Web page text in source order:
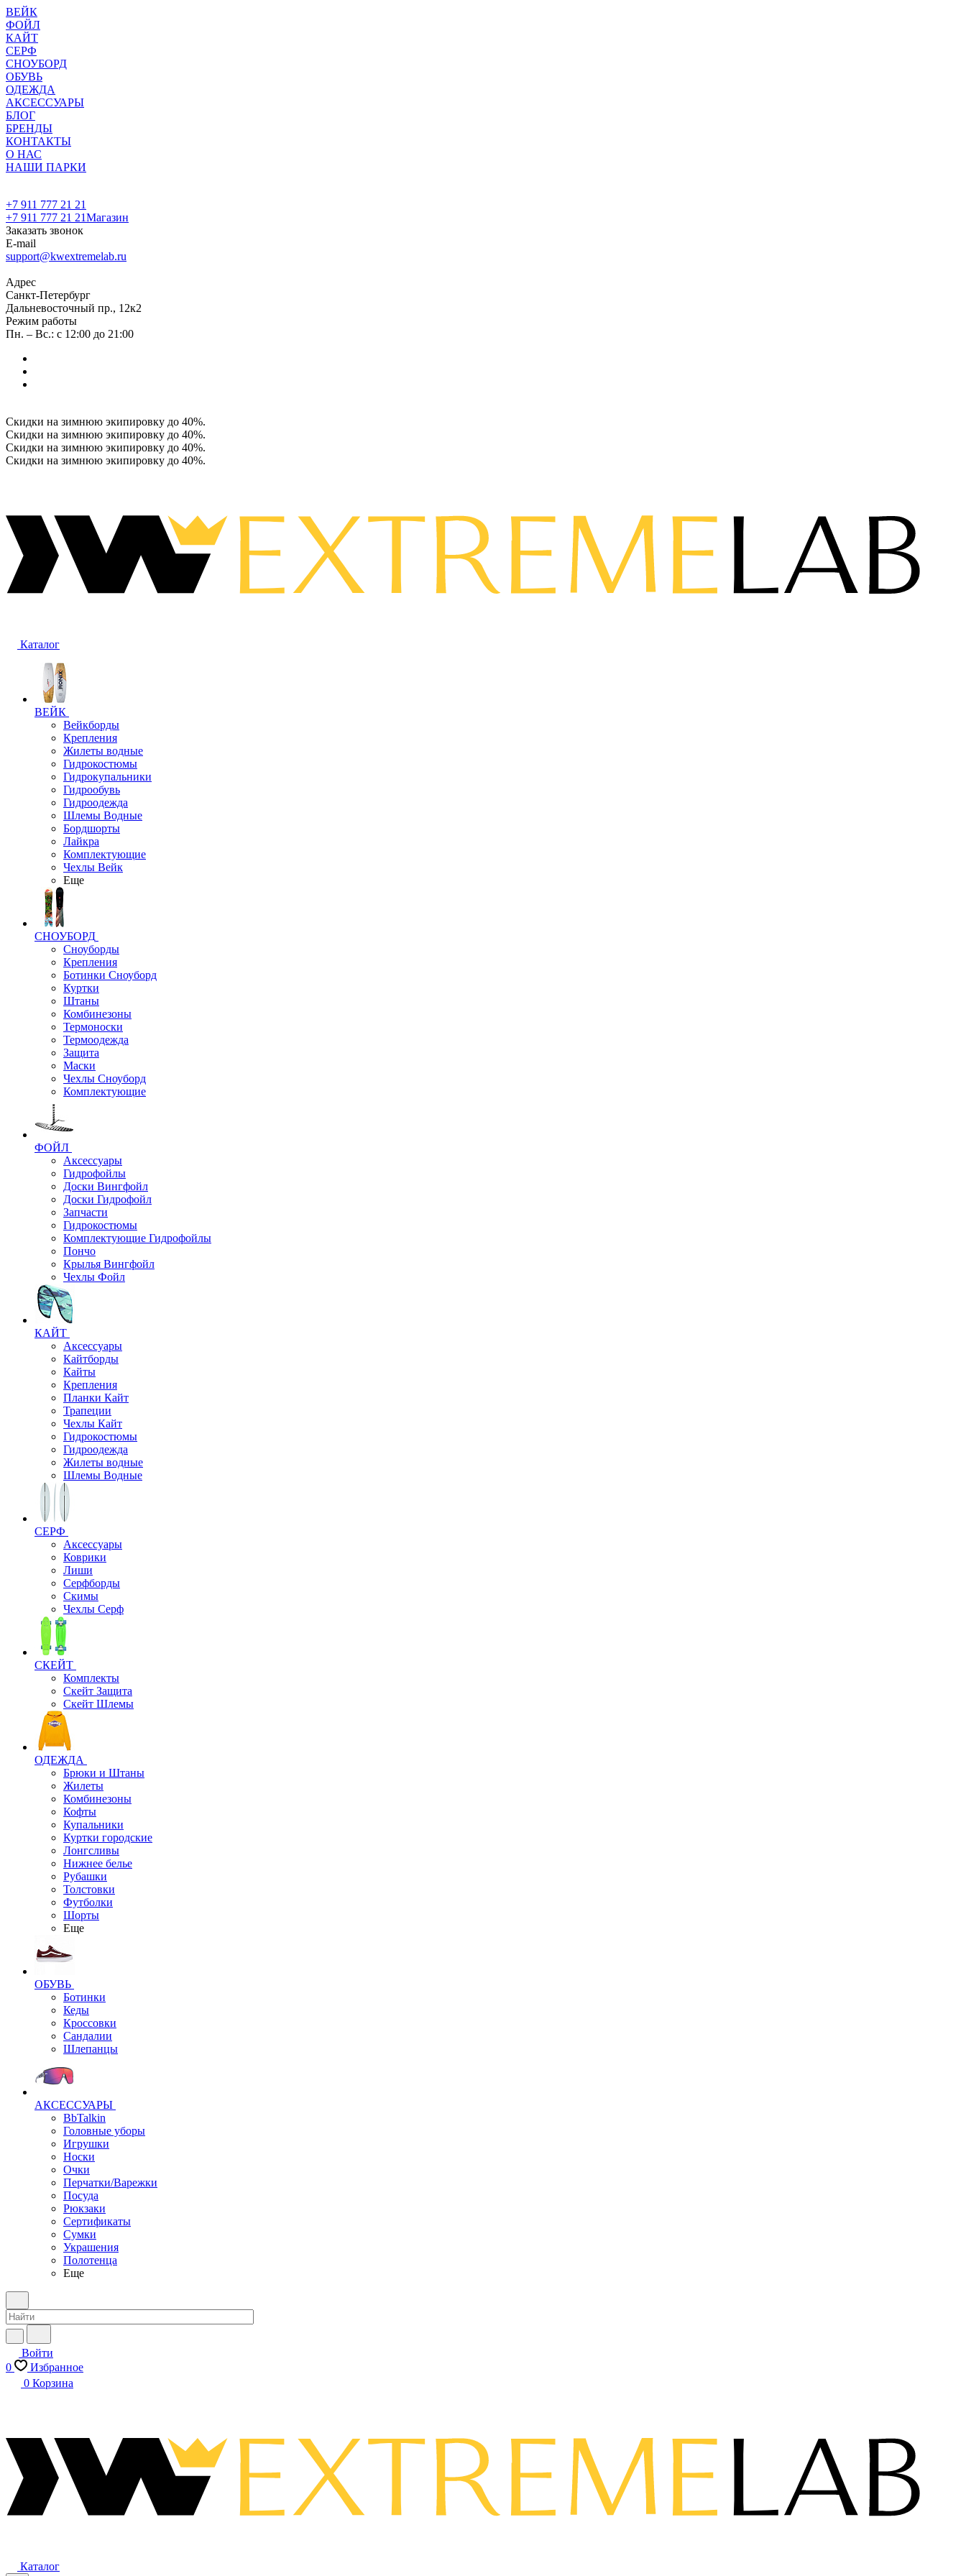
ВЕЙК
ФОЙЛ
КАЙТ
СЕРФ
СНОУБОРД
ОБУВЬ
ОДЕЖДА
АКСЕССУАРЫ
БЛОГ
БРЕНДЫ
КОНТАКТЫ
О НАС
НАШИ ПАРКИ
+7 911 777 21 21
+7 911 777 21 21Магазин
Заказать звонок
E-mail
support@kwextremelab.ru
Адрес
Санкт-Петербург
Дальневосточный пр., 12к2
Режим работы
Пн. – Вс.: с 12:00 до 21:00
Скидки на зимнюю экипировку до 40%.
Скидки на зимнюю экипировку до 40%.
Скидки на зимнюю экипировку до 40%.
Скидки на зимнюю экипировку до 40%.
Каталог
ВЕЙК
Вейкборды
Крепления
Жилеты водные
Гидрокостюмы
Гидрокупальники
Гидрообувь
Гидроодежда
Шлемы Водные
Бордшорты
Лайкра
Комплектующие
Чехлы Вейк
Еще
СНОУБОРД
Сноуборды
Крепления
Ботинки Сноуборд
Куртки
Штаны
Комбинезоны
Термоноски
Термоодежда
Защита
Маски
Чехлы Сноуборд
Комплектующие
ФОЙЛ
Аксессуары
Гидрофойлы
Доски Вингфойл
Доски Гидрофойл
Запчасти
Гидрокостюмы
Комплектующие Гидрофойлы
Пончо
Крылья Вингфойл
Чехлы Фойл
КАЙТ
Аксессуары
Кайтборды
Кайты
Крепления
Планки Кайт
Трапеции
Чехлы Кайт
Гидрокостюмы
Гидроодежда
Жилеты водные
Шлемы Водные
СЕРФ
Аксессуары
Коврики
Лиши
Серфборды
Скимы
Чехлы Cерф
СКЕЙТ
Комплекты
Скейт Защита
Скейт Шлемы
ОДЕЖДА
Брюки и Штаны
Жилеты
Комбинезоны
Кофты
Купальники
Куртки городские
Лонгсливы
Нижнее белье
Рубашки
Толстовки
Футболки
Шорты
Еще
ОБУВЬ
Ботинки
Кеды
Кроссовки
Сандалии
Шлепанцы
АКСЕССУАРЫ
BbTalkin
Головные уборы
Игрушки
Носки
Очки
Перчатки/Варежки
Посуда
Рюкзаки
Сертификаты
Сумки
Украшения
Полотенца
Еще
Войти
0
Избранное
0 Корзина
Каталог